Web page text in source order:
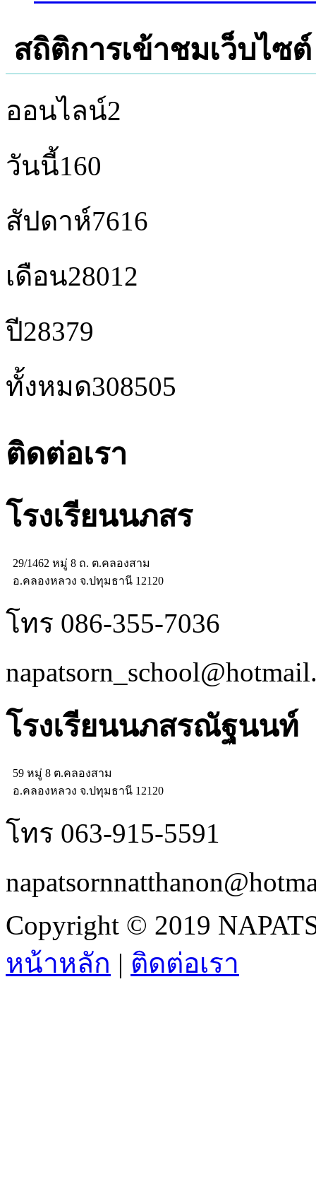
สถิติการเข้าชมเว็บไซต์
ออนไลน์2
วันนี้160
สัปดาห์7616
เดือน28012
ปี28379
ทั้งหมด308505
ติดต่อเรา
โรงเรียนนภสร
29/1462 หมู่ 8 ถ. ต.คลองสาม
อ.คลองหลวง จ.ปทุมธานี 12120
โทร 086-355-7036
โรงเรียนนภสรณัฐนนท์
59 หมู่ 8 ต.คลองสาม
อ.คลองหลวง จ.ปทุมธานี 12120
โทร 063-915-5591
Copyright © 2019
หน้าหลัก | ติดต่อเรา